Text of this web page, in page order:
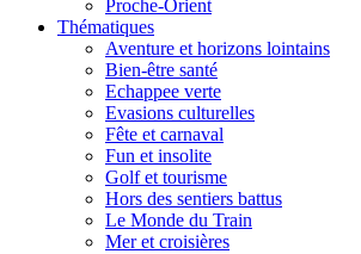
Proche-Orient
Thématiques
Aventure et horizons lointains
Bien-être santé
Echappee verte
Evasions culturelles
Fête et carnaval
Fun et insolite
Golf et tourisme
Hors des sentiers battus
Le Monde du Train
Mer et croisières